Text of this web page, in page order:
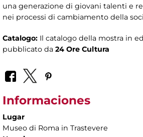
una generazione di giovani talenti e
nei processi di cambiamento della
Catalogo: Il catalogo della mostra in
pubblicato da 24 Ore Cultura
Informaciones
Lugar
Museo di Roma in Trastevere